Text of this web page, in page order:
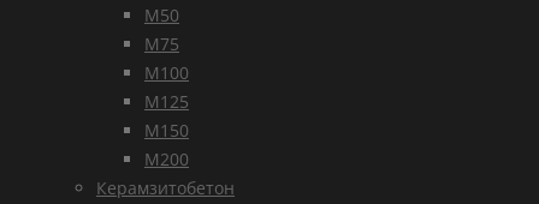
М50
М75
М100
М125
М150
М200
Керамзитобетон